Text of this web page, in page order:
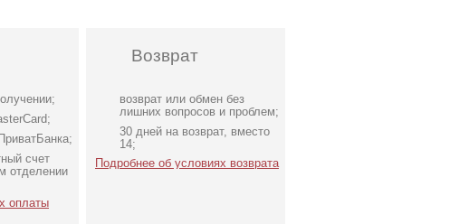
счет
отделении
оплаты
Возврат
возврат или обмен без
лишних вопросов и проблем;
30 дней на возврат, вместо
14;
Подробнее об условиях возврата